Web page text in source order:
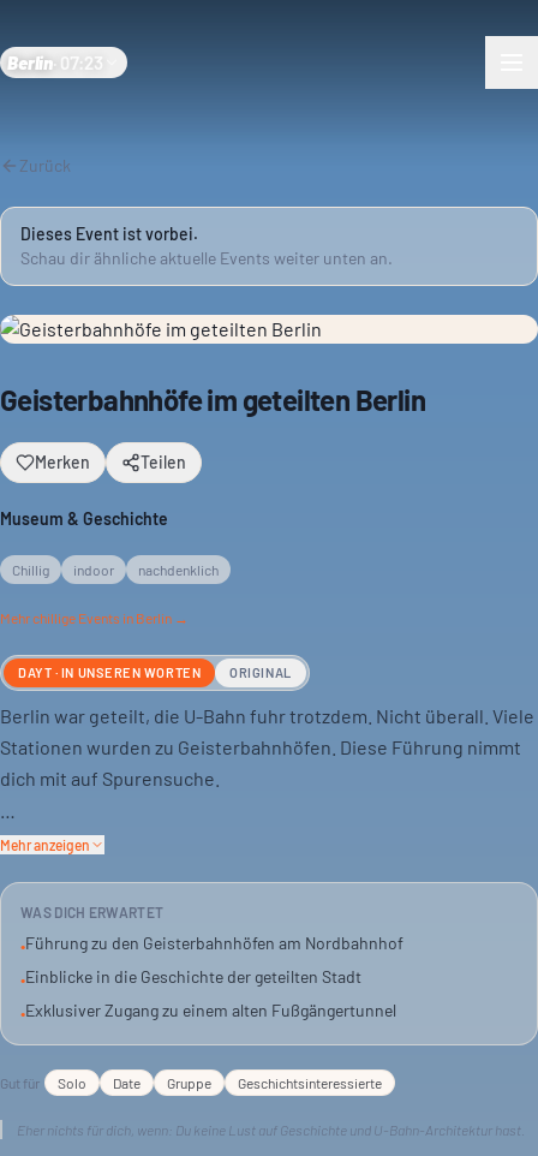
Berlin 07:23
Zurück
Dieses Event ist vorbei.
Schau dir ähnliche aktuelle Events weiter unten an.
Geisterbahnhöfe im geteilten Berlin
Merken Teilen
Museum & Geschichte
Chillig indoor nachdenklich
Mehrchillige Events in Berlin →
DAYT · IN UNSEREN WORTEN ORIGINAL
Berlin war geteilt, die U-Bahn fuhr trotzdem. Nicht überall. Viele
Stationen wurden zu Geisterbahnhöfen. Diese Führung nimmt
dich mit auf Spurensuche.
Am Nordbahnhof geht es los. Du erfährst, wie der Mauerbau das
Untergrund zeigte.
Ein besonderer Punkt: Ein Fußgängertunnel, seit 1952 nicht
in eine vergessene Passage.
Mehr anzeigen
WAS DICH ERWARTET
•Führung zu den Geisterbahnhöfen am Nordbahnhof
•Einblicke in die Geschichte der geteilten Stadt
•Exklusiver Zugang zu einem alten Fußgängertunnel
Gut für Solo Date Gruppe Geschichtsinteressierte
Eher nichts für dich, wenn: Du keine Lust auf Geschichte und U-Bahn-Architektur hast.